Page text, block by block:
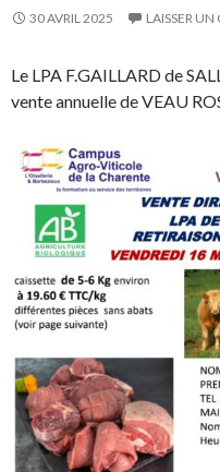
30 AVRIL 2025 LAISSER
Le LPA F.GAILLARD de
vente annuelle de VEAU